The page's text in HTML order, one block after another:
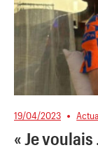
19/04/2023
« Je